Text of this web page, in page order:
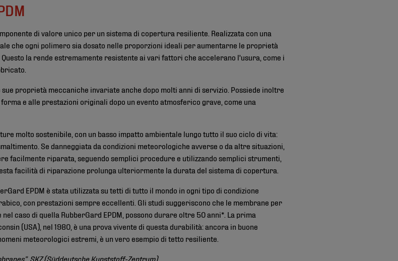
di valore unico per un sistema di copertura resiliente. Realizzata con una
che ogni polimero sia dosato nelle proporzioni ideali per aumentarne le proprietà
la rende estremamente resistente ai vari fattori che accelerano l'usura, come i
proprietà meccaniche invariate anche dopo molti anni di servizio. Possiede inoltre
e alle prestazioni originali dopo un evento atmosferico grave, come una
molto sostenibile, con un basso impatto ambientale lungo tutto il suo ciclo di vita:
Se danneggiata da condizioni meteorologiche avverse o da altre situazioni,
facilmente riparata, seguendo semplici procedure e utilizzando semplici strumenti,
facilità di riparazione prolunga ulteriormente la durata del sistema di copertura.
EPDM è stata utilizzata su tetti di tutto il mondo in ogni tipo di condizione
con prestazioni sempre eccellenti. Gli studi suggeriscono che le membrane per
caso di quella RubberGard EPDM, possono durare oltre 50 anni*. La prima
(USA), nel 1980, è una prova vivente di questa durabilità: ancora in buone
meteorologici estremi, è un vero esempio di tetto resiliente.
SKZ (Süddeutsche Kunststoff-Zentrum).